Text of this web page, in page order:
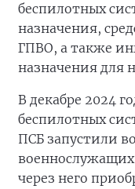
беспилотных
назначения,
ГПВО, а также
назначения для
В декабре 2024
беспилотных
ПСБ запустили
через него